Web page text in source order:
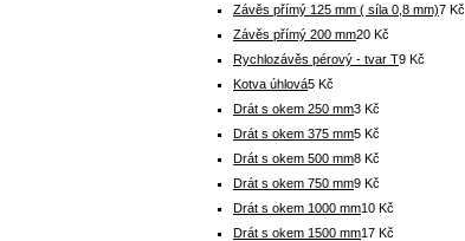
Závěs přímý 125 mm ( síla 0,8 mm)7 Kč
Závěs přímý 200 mm20 Kč
Rychlozávěs pérový - tvar T9 Kč
Kotva úhlová5 Kč
Drát s okem 250 mm3 Kč
Drát s okem 375 mm5 Kč
Drát s okem 500 mm8 Kč
Drát s okem 750 mm9 Kč
Drát s okem 1000 mm10 Kč
Drát s okem 1500 mm17 Kč